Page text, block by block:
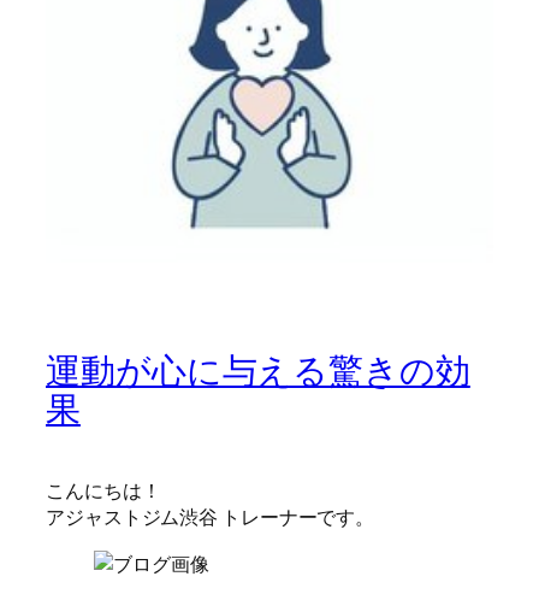
運動が心に与える驚きの効
果
こんにちは！
アジャストジム渋谷 トレーナーです。